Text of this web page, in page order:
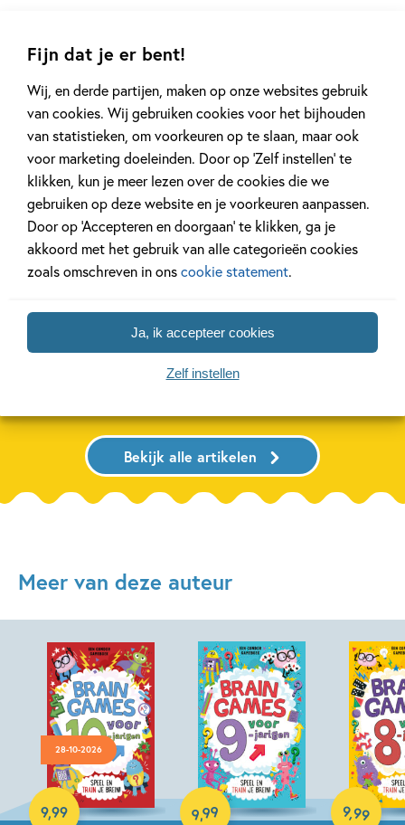
Fijn dat je er bent!
Wij, en derde partijen, maken op onze websites gebruik
van cookies. Wij gebruiken cookies voor het bijhouden
van statistieken, om voorkeuren op te slaan, maar ook
voor marketing doeleinden. Door op ‘Zelf instellen’ te
klikken, kun je meer lezen over de cookies die we
gebruiken op deze website en je voorkeuren aanpassen.
Door op ‘Accepteren en doorgaan’ te klikken, ga je
akkoord met het gebruik van alle categorieën cookies
zoals omschreven in onscookie statement.
Ja, ik accepteer cookies
Zelf instellen
Gerelateerde artikelen
20 APRIL 2026
puzzel!
Achtergrond
regent ganzen’
Kinderpanel
Bekijk alle artikelen
Meer van deze auteur
28-10-2026
9,99
Paperback
9,99
Paperback
9,99
Paperback